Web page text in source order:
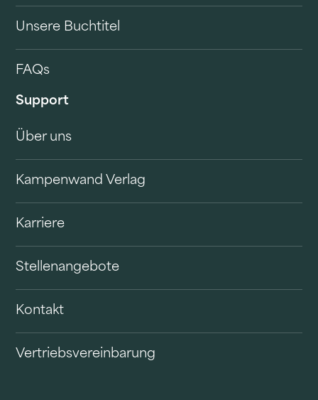
Unsere Buchtitel
FAQs
Support
Über uns
Kampenwand Verlag
Karriere
Stellenangebote
Kontakt
Vertriebsvereinbarung